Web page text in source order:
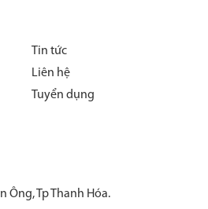
Tin tức
Liên hệ
Tuyển dụng
Ông, Tp Thanh Hóa.